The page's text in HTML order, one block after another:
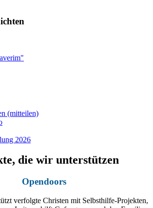
(mitteilen)
2026
die wir unterstützen
Opendoors
verfolgte Christen mit Selbsthilfe-Projekten,